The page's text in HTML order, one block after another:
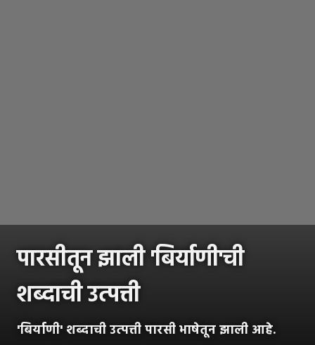
पारसीतून झाली 'बिर्याणी'ची
शब्दाची उत्पत्ती
'बिर्याणी' शब्दाची उत्पत्ती पारसी भाषेतून झाली आहे.